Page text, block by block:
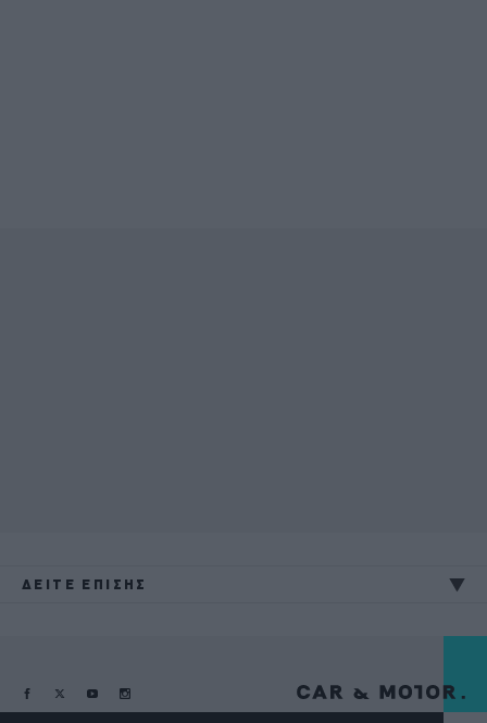
ΔΕΙΤΕ ΕΠΙΣΗΣ